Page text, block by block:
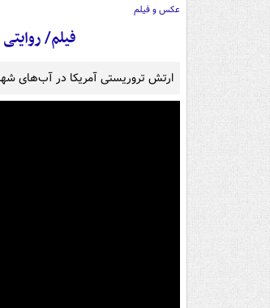
عکس و فیلم
فیلم/
ارتش تروریستی آمریکا در آب‌های